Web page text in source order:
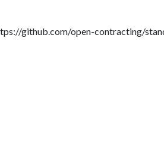
github.com/open-contracting/